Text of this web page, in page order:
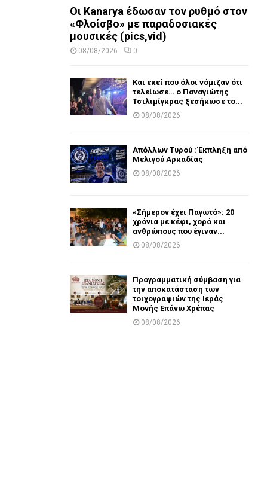
Οι Kanarya έδωσαν τον ρυθμό στον
«Φλοίσβο» με παραδοσιακές
μουσικές (pics,vid)
08/08/2026 0
Και εκεί που όλοι νόμιζαν ότι
τελείωσε… ο Παναγιώτης
Τσιλιμίγκρας ξεσήκωσε το...
08/08/2026
Απόλλων Τυρού : Έκπληξη από
Μελιγού Αρκαδίας
08/08/2026
«Σήμερον έχει Παγωτό»: 20
χρόνια με κέφι, χορό και
ανθρώπους που έγιναν...
08/08/2026
Προγραμματική σύμβαση για
την αποκατάσταση των
τοιχογραφιών της Ιεράς
Μονής Επάνω Χρέπας
08/08/2026